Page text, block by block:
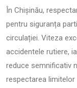
În Chișinău,
pentru siguranța
circulației. Viteza
accidentele rutiere,
reduce semnificativ
respectarea